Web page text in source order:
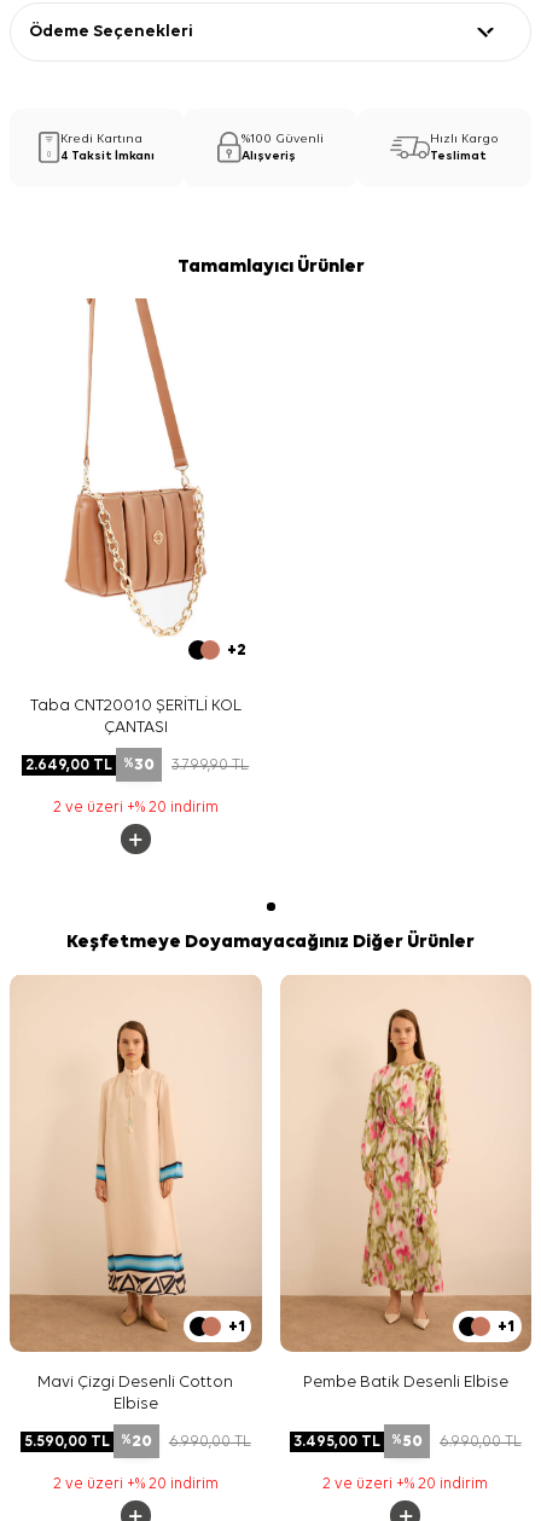
Ödeme Seçenekleri
Kredi Kartına
4 Taksit İmkanı
%100 Güvenli
Alışveriş
Hızlı Kargo
Teslimat
Tamamlayıcı Ürünler
+2
Taba CNT20010 ŞERİTLİ KOL
ÇANTASI
2.649,00 TL %30 3.799,90TL
2 ve üzeri +% 20 indirim
Keşfetmeye Doyamayacağınız Diğer Ürünler
+1
Mavi Çizgi Desenli Cotton
Elbise
5.590,00TL %20 6.990,00TL
2 ve üzeri +% 20 indirim
+1
Pembe Batik Desenli Elbise
3.495,00TL %50 6.990,00TL
2 ve üzeri +% 20 indirim